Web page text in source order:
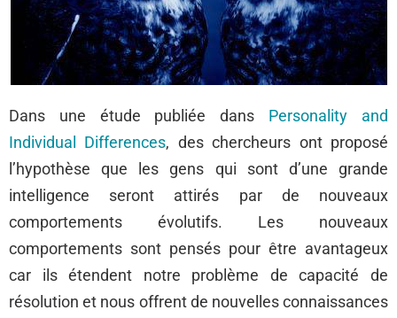
Dans une étude publiée dans Personality and
Individual Differences, des chercheurs ont proposé
l’hypothèse que les gens qui sont d’une grande
intelligence seront attirés par de nouveaux
comportements évolutifs. Les nouveaux
comportements sont pensés pour être avantageux
car ils étendent notre problème de capacité de
résolution et nous offrent de nouvelles connaissances